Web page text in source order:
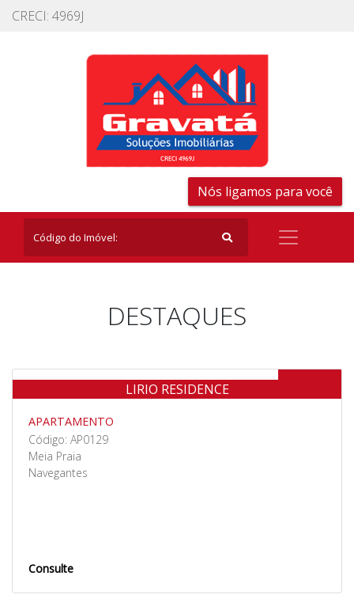
CRECI: 4969J
Nós ligamos para você
DESTAQUES
LIRIO RESIDENCE
APARTAMENTO
Código: AP0129
Meia Praia
Navegantes
Consulte